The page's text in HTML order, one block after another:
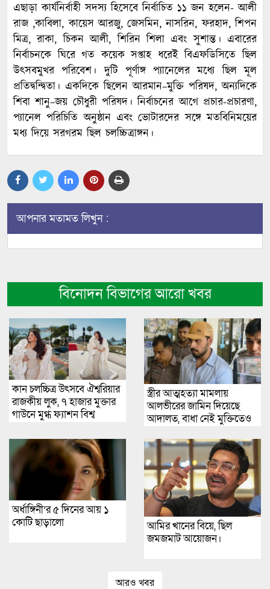
এছাড়া কার্যনির্বাহী সদস্য হিসেবে নির্বাচিত ১১ জন হলেন- আলী
রাজ ,কাবিলা, কায়েস আরজু, জেসমিন, নাসরিন, ফরহাদ, শিপন
মিত্র, রাকা, চিকন আলী, শিরিন শিলা এবং সুশান্ত। এবারের
নির্বাচনকে ঘিরে গত কয়েক সপ্তাহ ধরেই বিএফডিসিতে ছিল
উৎসবমুখর পরিবেশ। দুটি পূর্ণাঙ্গ প্যানেলের মধ্যে ছিল মূল
প্রতিদ্বন্দ্বিতা। একদিকে ছিলেন আরমান–মুক্তি পরিষদ, অন্যদিকে
শিবা শানু–জয় চৌধুরী পরিষদ। নির্বাচনের আগে প্রচার-প্রচারণা,
প্যানেল পরিচিতি অনুষ্ঠান এবং ভোটারদের সঙ্গে মতবিনিময়ের
মধ্য দিয়ে সরগরম ছিল চলচ্চিত্রাঙ্গন।
আপনার মতামত লিখুন :
বিনোদন বিভাগের আরো খবর
কান চলচ্চিত্র উৎসবে ঐশ্বরিয়ার
রাজকীয় লুক, ৭ হাজার মুক্তার
গাউনে মুগ্ধ ফ্যাশন বিশ্ব
স্ত্রীর আত্মহত্যা মামলায়
আলভীরের জামিন দিয়েছে
আদালত, বাধা নেই মুক্তিতেও
অর্ধাঙ্গিনী’র ৫ দিনের আয় ১
কোটি ছাড়ালো
আমির খানের বিয়ে, ছিল
জমজমাট আয়োজন।
আরও খবর